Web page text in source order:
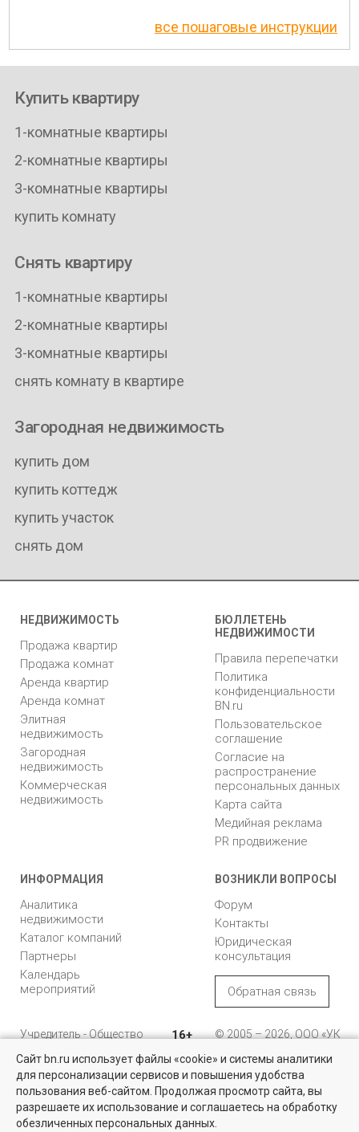
все пошаговые инструкции
Купить квартиру
1-комнатные квартиры
2-комнатные квартиры
3-комнатные квартиры
купить комнату
Снять квартиру
1-комнатные квартиры
2-комнатные квартиры
3-комнатные квартиры
снять комнату в квартире
Загородная недвижимость
купить дом
купить коттедж
купить участок
снять дом
НЕДВИЖИМОСТЬ
Продажа квартир
Продажа комнат
Аренда квартир
Аренда комнат
Элитная
недвижимость
Загородная
недвижимость
Коммерческая
недвижимость
БЮЛЛЕТЕНЬ
НЕДВИЖИМОСТИ
Правила перепечатки
Политика
конфиденциальности
BN.ru
Пользовательское
соглашение
Согласие на
распространение
персональных данных
Карта сайта
Медийная реклама
PR продвижение
ИНФОРМАЦИЯ
Аналитика
недвижимости
Каталог компаний
Партнеры
Календарь
мероприятий
ВОЗНИКЛИ ВОПРОСЫ
Форум
Контакты
Юридическая
консультация
Обратная связь
Учредитель - Общество
ответственностью
"Управляющая
компания "Бюллетень
недвижимости"
16+
© 2005 – 2026, ООО «УК
196105, Санкт-
Петербург, пр. Юрия
Гагарина, 1
Сайт bn.ru использует файлы «cookie» и системы аналитики
для персонализации сервисов и повышения удобства
пользования веб-сайтом. Продолжая просмотр сайта, вы
разрешаете их использование и соглашаетесь на обработку
обезличенных персональных данных.